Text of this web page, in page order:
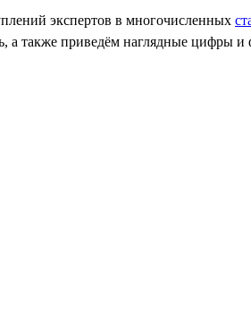
экспертов в многочисленных
также приведём наглядные цифры и